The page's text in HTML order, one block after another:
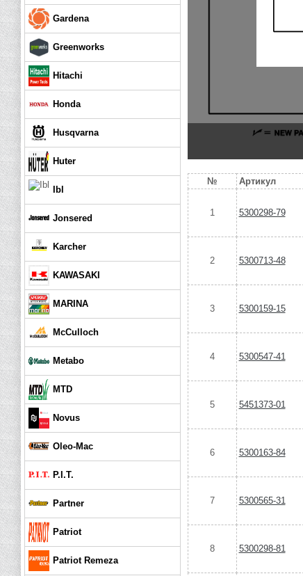
Gardena
Greenworks
Hitachi
Honda
Husqvarna
Huter
Ibl
Jonsered
Karcher
KAWASAKI
MARINA
McCulloch
Metabo
MTD
Novus
Oleo-Mac
P.I.T.
Partner
Patriot
Patriot Remeza
№ Артикул
1 5300298-79
2 5300713-48
3 5300159-15
4 5300547-41
5 5451373-01
6 5300163-84
7 5300565-31
8 5300298-81